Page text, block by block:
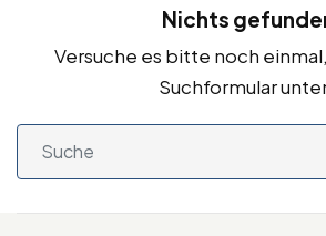
Nichts
Versuche es bitte noch
Suchformular